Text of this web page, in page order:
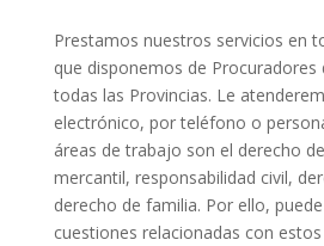
Prestamos nuestros servicios en
que disponemos de Procuradores
todas las Provincias. Le
electrónico, por teléfono o
áreas de trabajo son el derecho
mercantil, responsabilidad civil,
derecho de familia. Por ello,
cuestiones relacionadas con